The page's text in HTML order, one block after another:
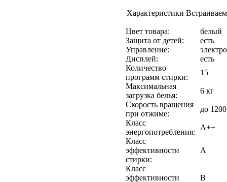
Характеристики
Цвет товара:
белый
Защита от детей:
есть
Управление:
Дисплей:
есть
Количество
программ стирки:
15
Максимальная
загрузка белья:
6 кг
Скорость вращения
при отжиме:
до
Класс
энергопотребления:
A++
Класс
эффективности
стирки:
A
Класс
эффективности
B